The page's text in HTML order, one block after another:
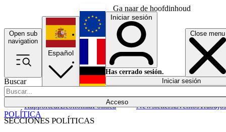
Ga naar de hoofdinhoud
Open sub
navigation
Close menu
Buscar
Acceso
SECCIONES POLÍTICAS
RapporteurEconomíaPolítica NewslettersEventosTrabajos
Español
English
Français
Iniciar sesión
Has cerrado sesión.
Iniciar sesión
POLÍTICA